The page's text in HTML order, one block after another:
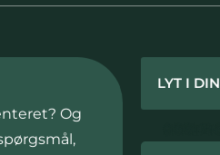
Og
LYT I